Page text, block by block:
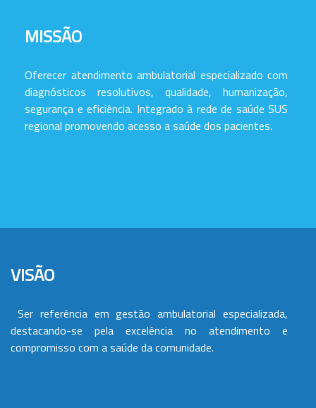
MISSÃO
Oferecer atendimento ambulatorial especializado com
diagnósticos resolutivos, qualidade, humanização,
segurança e eficiência. Integrado à rede de saúde SUS
regional promovendo acesso a saúde dos pacientes.
VISÃO
Ser referência em gestão ambulatorial especializada,
destacando-se pela excelência no atendimento e
compromisso com a saúde da comunidade.